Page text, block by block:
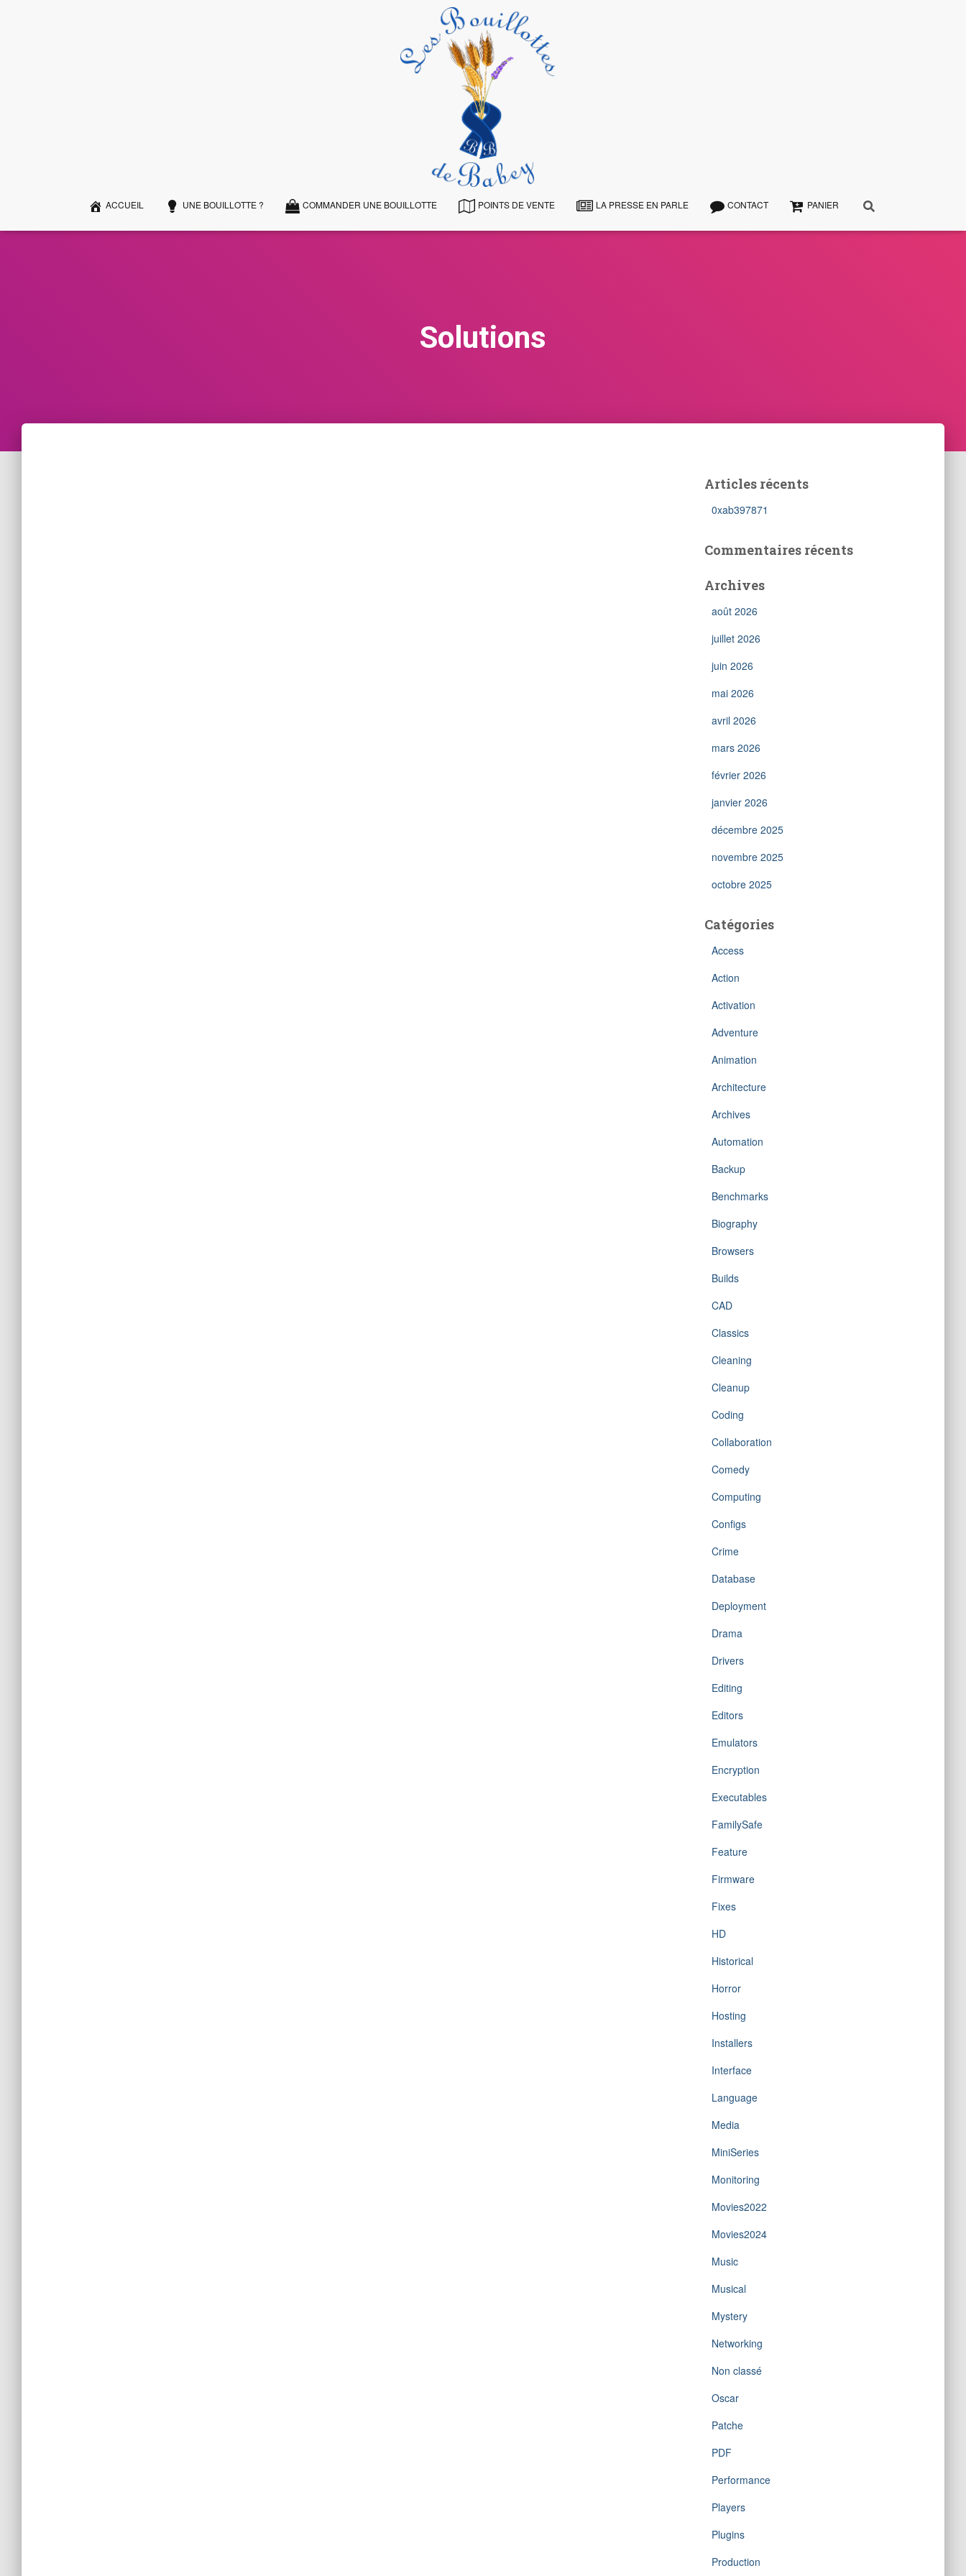
ACCUEIL UNE BOUILLOTTE ? COMMANDER UNE BOUILLOTTE POINTS DE VENTE LA PRESSE EN PARLE CONTACT PANIER
Solutions
Articles récents
0xab397871
Commentaires récents
Archives
août 2026
juillet 2026
juin 2026
mai 2026
avril 2026
mars 2026
février 2026
janvier 2026
décembre 2025
novembre 2025
octobre 2025
Catégories
Access
Action
Activation
Adventure
Animation
Architecture
Archives
Automation
Backup
Benchmarks
Biography
Browsers
Builds
CAD
Classics
Cleaning
Cleanup
Coding
Collaboration
Comedy
Computing
Configs
Crime
Database
Deployment
Drama
Drivers
Editing
Editors
Emulators
Encryption
Executables
FamilySafe
Feature
Firmware
Fixes
HD
Historical
Horror
Hosting
Installers
Interface
Language
Media
MiniSeries
Monitoring
Movies2022
Movies2024
Music
Musical
Mystery
Networking
Non classé
Oscar
Patche
PDF
Performance
Players
Plugins
Production